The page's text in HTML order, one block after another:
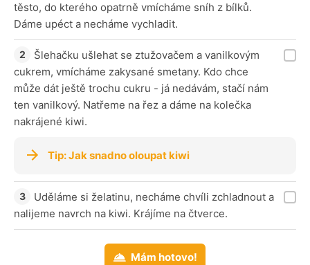
těsto, do kterého opatrně vmícháme sníh z bílků.
Dáme upéct a necháme vychladit.
Šlehačku ušlehat se ztužovačem a vanilkovým
cukrem, vmícháme zakysané smetany. Kdo chce
může dát ještě trochu cukru - já nedávám, stačí nám
ten vanilkový. Natřeme na řez a dáme na kolečka
nakrájené kiwi.
Tip: Jak snadno oloupat kiwi
Uděláme si želatinu, necháme chvíli zchladnout a
nalijeme navrch na kiwi. Krájíme na čtverce.
Mám hotovo!